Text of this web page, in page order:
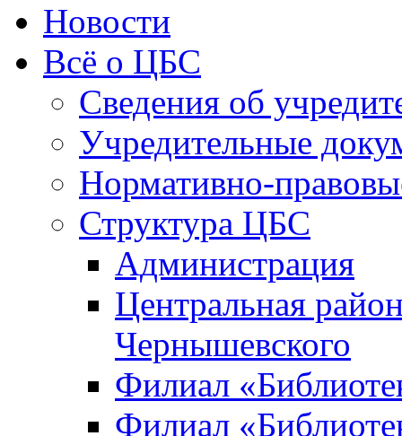
Новости
Всё о ЦБС
Сведения об
Учредительные
Нормативно-
Структура ЦБС
Администрация
Центральная
Чернышевского
Филиал
Филиал